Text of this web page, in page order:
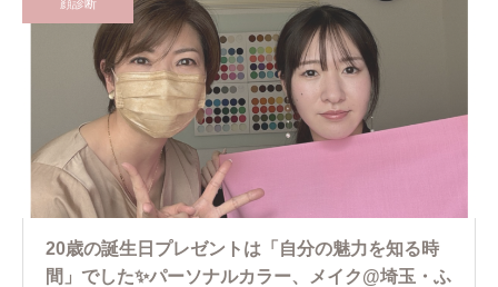
顔診断
20歳の誕生日プレゼントは「自分の魅力を知る時
間」でした✨パーソナルカラー、メイク@埼玉・ふ